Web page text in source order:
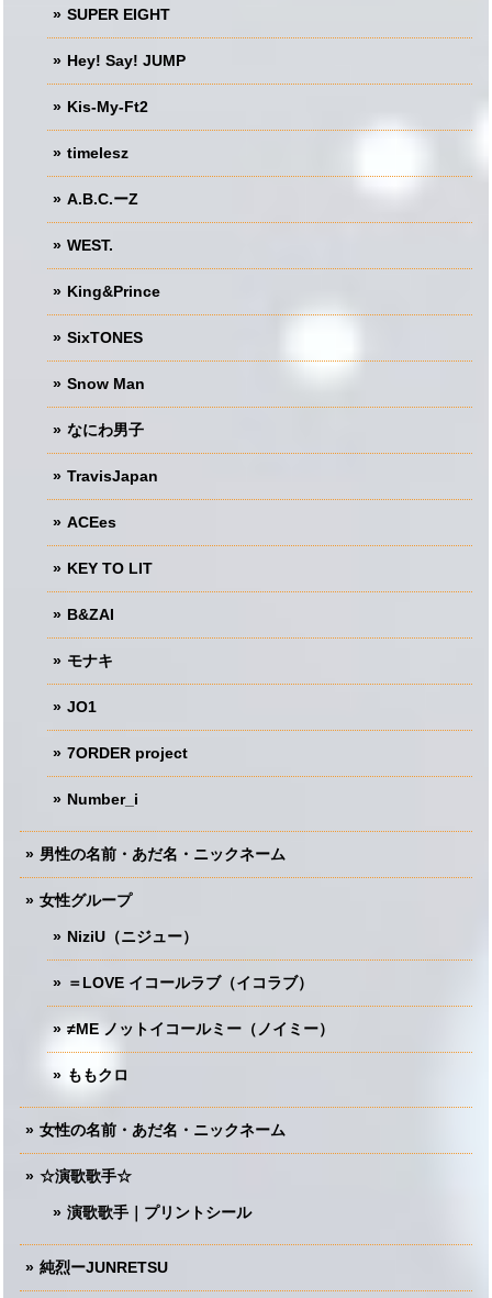
SUPER EIGHT
Hey! Say! JUMP
Kis-My-Ft2
timelesz
A.B.C.ーZ
WEST.
King&Prince
SixTONES
Snow Man
なにわ男子
TravisJapan
ACEes
KEY TO LIT
B&ZAI
モナキ
JO1
7ORDER project
Number_i
男性の名前・あだ名・ニックネーム
女性グループ
NiziU（ニジュー）
＝LOVE イコールラブ（イコラブ）
≠ME ノットイコールミー（ノイミー）
ももクロ
女性の名前・あだ名・ニックネーム
☆演歌歌手☆
演歌歌手｜プリントシール
純烈ーJUNRETSU